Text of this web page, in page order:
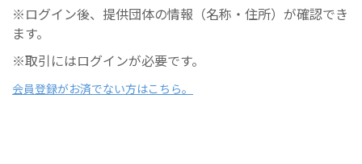
※ログイン後、提供団体の情報（名称・住所）が確認でき
ます。
※取引にはログインが必要です。
会員登録がお済でない方はこちら。